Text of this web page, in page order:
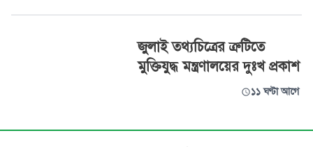
জুলাই তথ্যচিত্রের ত্রুটিতে
মুক্তিযুদ্ধ মন্ত্রণালয়ের দুঃখ প্রকাশ
১১ ঘণ্টা আগে